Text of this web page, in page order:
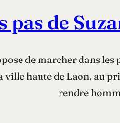
pas de
de marcher dans les
ville haute de Laon, au
rendre